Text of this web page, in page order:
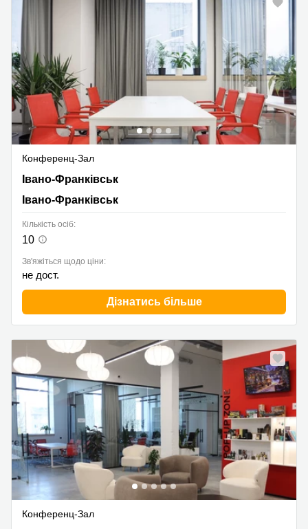
Конференц-Зал
Івано-Франківськ, Івано-Франківськ
Івано-Франківськ
Івано-Франківськ
Кількість осіб:
10
Зв'яжіться щодо ціни:
не дост.
Дізнатись більше
Конференц-Зал